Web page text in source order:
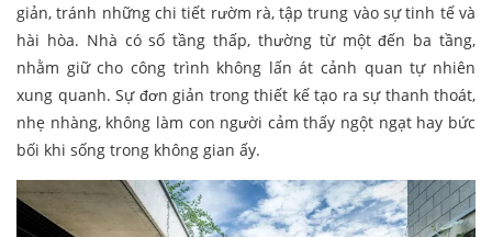
giản, tránh những chi tiết rườm rà, tập trung vào sự tinh tế và
hài hòa. Nhà có số tầng thấp, thường từ một đến ba tầng,
nhằm giữ cho công trình không lấn át cảnh quan tự nhiên
xung quanh. Sự đơn giản trong thiết kế tạo ra sự thanh thoát,
nhẹ nhàng, không làm con người cảm thấy ngột ngạt hay bức
bối khi sống trong không gian ấy.